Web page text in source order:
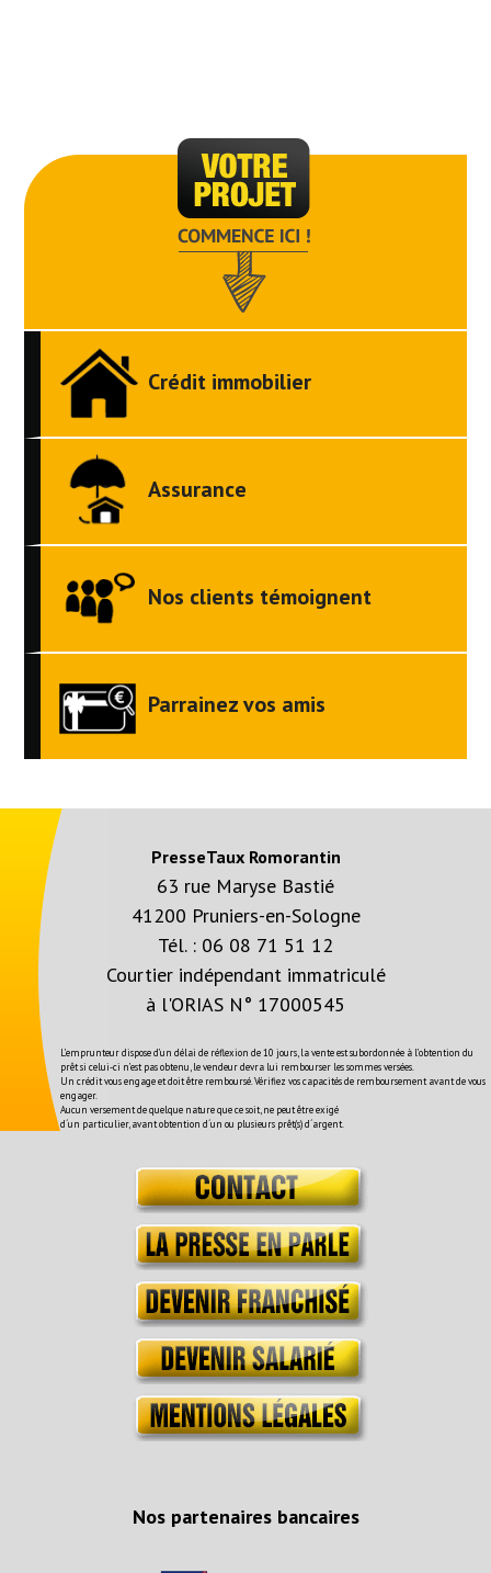
Crédit immobilier
Assurance
Nos clients témoignent
Parrainez vos amis
PresseTaux Romorantin
63 rue Maryse Bastié
41200 Pruniers-en-Sologne
Tél. : 06 08 71 51 12
Courtier indépendant immatriculé
à l'ORIAS N° 17000545
L’emprunteur dispose d’un délai de réflexion de 10 jours, la vente est subordonnée à l’obtention du
prêt si celui-ci n’est pas obtenu, le vendeur devra lui rembourser les sommes versées.
Un crédit vous engage et doit être remboursé. Vérifiez vos capacités de remboursement avant de vous
engager.
Aucun versement de quelque nature que ce soit, ne peut être exigé
d´un particulier, avant obtention d´un ou plusieurs prêt(s) d´argent.
Nos partenaires bancaires